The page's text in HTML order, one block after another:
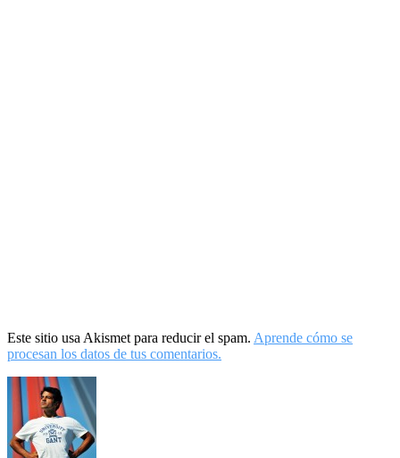
Este sitio usa Akismet para reducir el spam. Aprende cómo se
procesan los datos de tus comentarios.